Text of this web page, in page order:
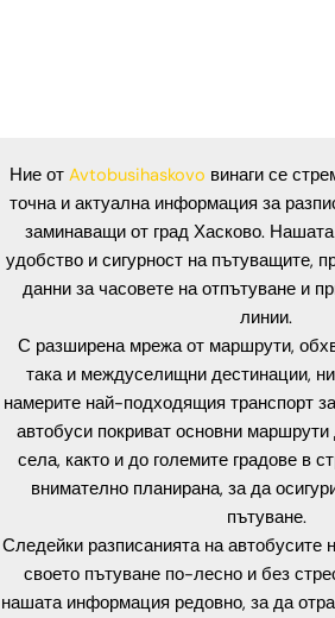
Ние от Avtobusihaskovo винаги се
точна и актуална информация за
заминаващи от град Хасково.
удобство и сигурност на пътуващите,
данни за часовете на отпътуване и
линии.
С разширена мрежа от маршрути,
така и междуселищни дестинации,
намерите най-подходящия транспорт
автобуси покриват основни маршрути
села, както и до големите градове в
внимателно планирана, за да
пътуване.
Следейки разписанията на автобусите
своето пътуване по-лесно и без
нашата информация редовно, за да